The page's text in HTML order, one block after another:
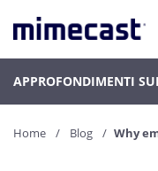
APPROFONDIMENTI
Home Blog Why